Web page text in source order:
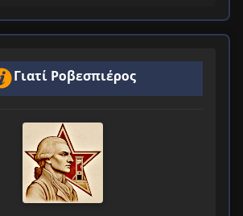
Γιατί Ροβεσπιέρος